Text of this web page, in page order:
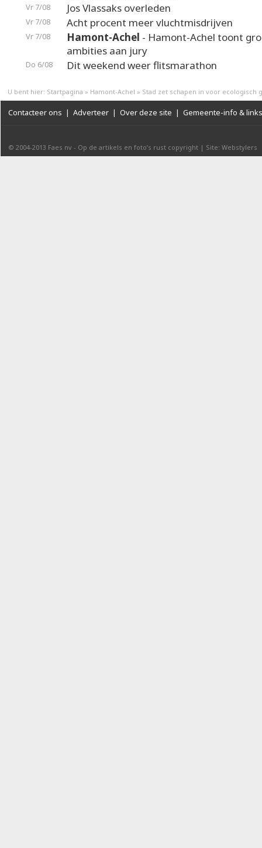
Vr 7/08 Jos Vlassaks overleden
Vr 7/08 Acht procent meer vluchtmisdrijven
Vr 7/08 Hamont-Achel - Hamont-Achel toont
ambities aan jury
Do 6/08 Dit weekend weer flitsmarathon
U bent hier: Startpagina » Hamont-Achel » Stad zet schapen in voor ecologisch
Contacteer ons | Adverteer | Over deze site | Gemeente-info & links
© 2004-2013 Faes nv - Op de artikels en foto’s rust copyright | Site: Webstylers